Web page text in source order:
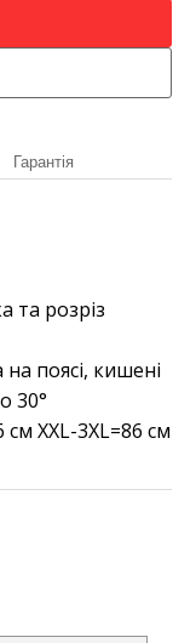
Гарантія
та розріз
поясі, кишені
30°
XXL-3XL=86 см